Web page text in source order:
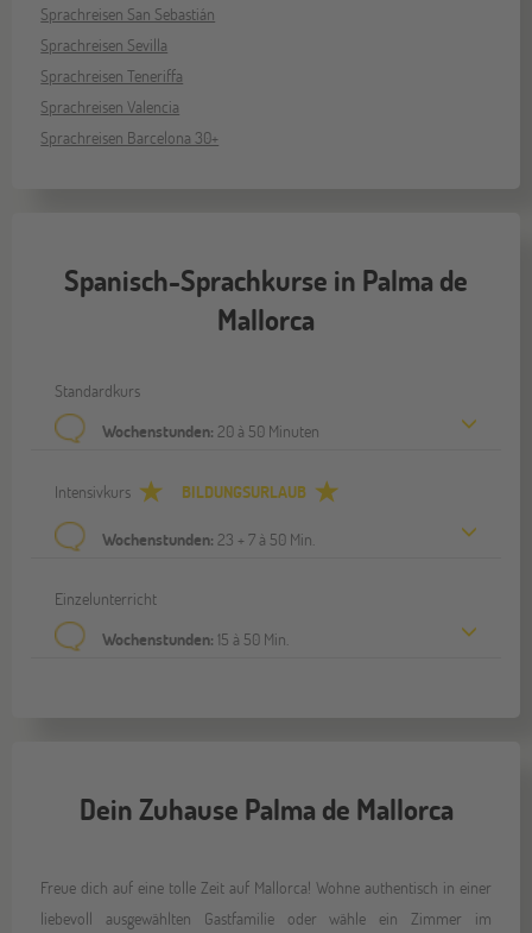
Sprachreisen San Sebastián
Sprachreisen Sevilla
Sprachreisen Teneriffa
Sprachreisen Valencia
Sprachreisen Barcelona 30+
Spanisch-Sprachkurse in Palma de
Mallorca
Standardkurs
Wochenstunden: 20 à 50 Minuten
Intensivkurs BILDUNGSURLAUB
Wochenstunden: 23 + 7 à 50 Min.
Einzelunterricht
Wochenstunden: 15 à 50 Min.
Dein Zuhause Palma de Mallorca
Freue dich auf eine tolle Zeit auf Mallorca! Wohne authentisch in einer
liebevoll ausgewählten Gastfamilie oder wähle ein Zimmer im